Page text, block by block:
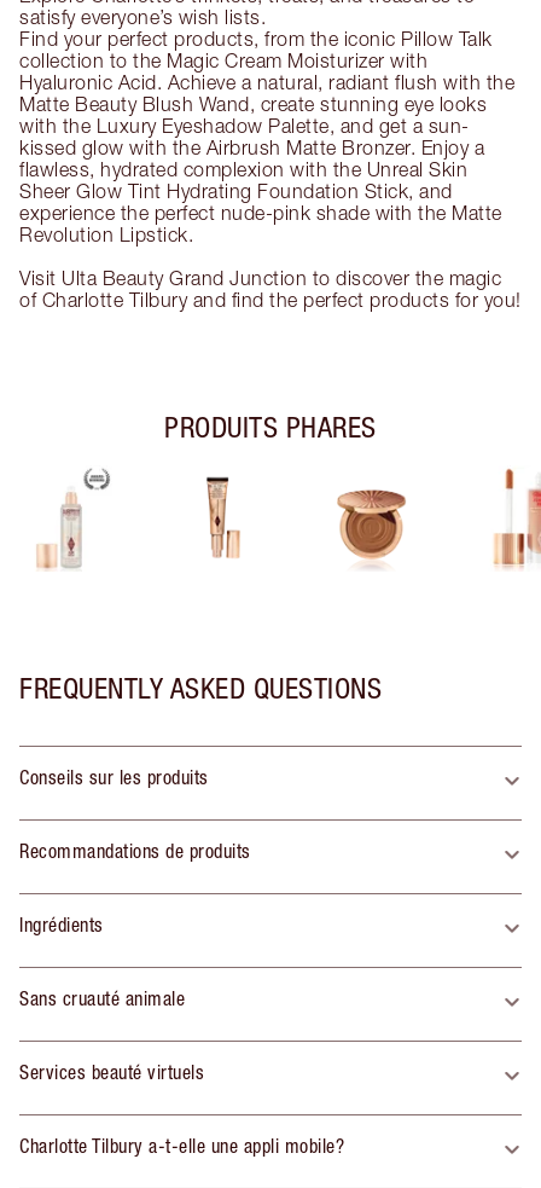
satisfy everyone’s wish lists.
Find your perfect products, from the iconic Pillow Talk
collection to the Magic Cream Moisturizer with
Hyaluronic Acid. Achieve a natural, radiant flush with the
Matte Beauty Blush Wand, create stunning eye looks
with the Luxury Eyeshadow Palette, and get a sun-
kissed glow with the Airbrush Matte Bronzer. Enjoy a
flawless, hydrated complexion with the Unreal Skin
Sheer Glow Tint Hydrating Foundation Stick, and
experience the perfect nude-pink shade with the Matte
Revolution Lipstick.
Visit Ulta Beauty Grand Junction to discover the magic
of Charlotte Tilbury and find the perfect products for you!
PRODUITS PHARES
FREQUENTLY ASKED QUESTIONS
Conseils sur les produits
Recommandations de produits
Ingrédients
Sans cruauté animale
Services beauté virtuels
Charlotte Tilbury a-t-elle une appli mobile?